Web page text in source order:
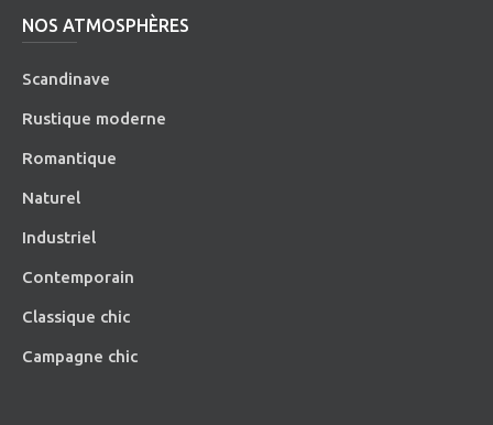
NOS ATMOSPHÈRES
Scandinave
Rustique moderne
Romantique
Naturel
Industriel
Contemporain
Classique chic
Campagne chic